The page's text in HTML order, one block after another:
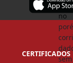
no
CERTIFICADOS